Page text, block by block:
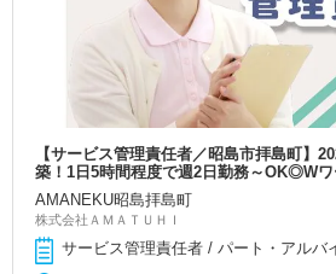
【サービス管理責任者／昭島市拝島町】
築！1日5時間程度で週2日勤務～OK◎Wワ
AMANEKU昭島拝島町
株式会社ＡＭＡＴＵＨＩ
サービス管理責任者 / パート・アルバ